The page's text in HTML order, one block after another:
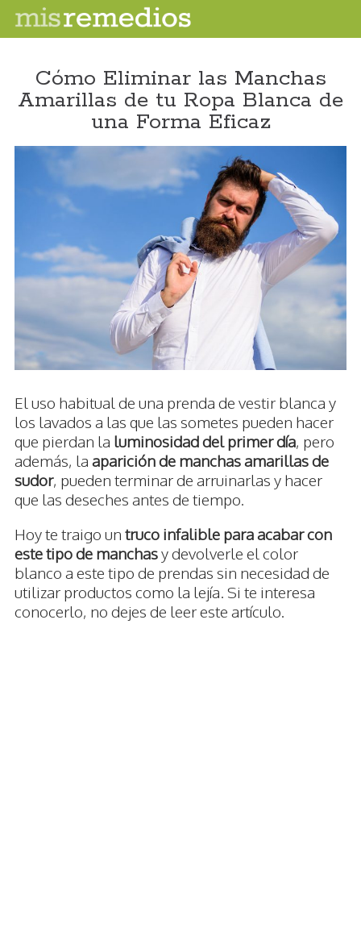
Cómo Eliminar las Manchas
Amarillas de tu Ropa Blanca de
una Forma Eficaz
El uso habitual de una prenda de vestir blanca y
los lavados a las que las sometes pueden hacer
que pierdan la luminosidad del primer día, pero
además, la aparición de manchas amarillas de
sudor, pueden terminar de arruinarlas y hacer
que las deseches antes de tiempo.
Hoy te traigo un truco infalible para acabar con
este tipo de manchasy devolverle el color
blanco a este tipo de prendas sin necesidad de
utilizar productos como la lejía. Si te interesa
conocerlo, no dejes de leer este artículo.